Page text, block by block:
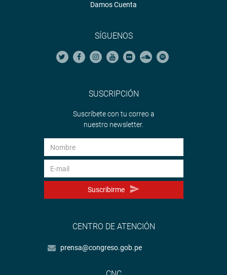
Damos Cuenta
SÍGUENOS
SUSCRIPCIÓN
Suscríbete con tu correo a
nuestro newsletter.
Suscribirme
CENTRO DE ATENCIÓN
prensa@congreso.gob.pe